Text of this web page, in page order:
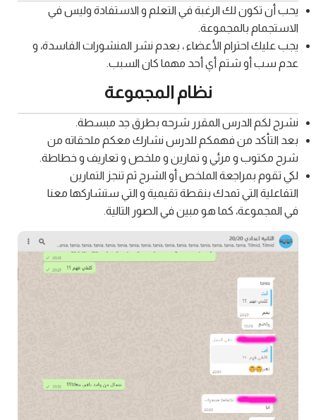
يحب أن تكون لك الرغبة في التعلم و الاستفادة وليس في
الاستجمام بالمجموعة.
يجب عليك احترام الأعضاء ، بعدم نشر المنشورات الفاسدة، و
عدم سب أو شتم أي أحد مهما كان السبب.
نظام المجموعة
نشرح لكم الدرس المقرر شرحه بطرق جد مبسطة.
بعد التأكد من فهمكم للدرس نشارك معكم ملحقاته من
شرح مكتوب و مرئي و تمارين و ملخص و تعاريف و خطاطة.
لكي تقوم بمراجعة الملخص أو الشرح ثم تنجز التمارين
التفاعلية التي تمدك بنقطة تقيمية و التي ستشاركها معنا
في المجموعة، كما هو مبين في الصور التالية.